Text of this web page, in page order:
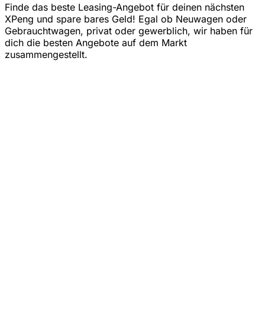
Finde das beste Leasing-Angebot für deinen nächsten
XPeng und spare bares Geld! Egal ob Neuwagen oder
Gebrauchtwagen, privat oder gewerblich, wir haben für
dich die besten Angebote auf dem Markt
zusammengestellt.